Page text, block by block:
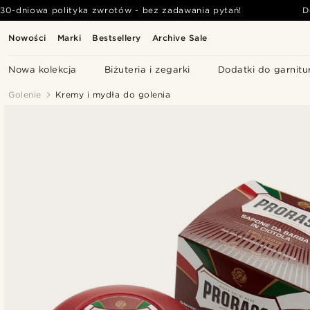
Nowości Marki Bestsellery Archive Sale
Nowa kolekcja Biżuteria i zegarki Dodatki do
30-dniowa polityka zwrotów - bez zadawania pytań!
Golenie Kremy i mydła do golenia